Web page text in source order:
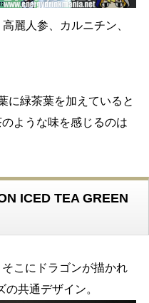
麗人参、カルニチン、
に緑茶葉を加えていると
ような味を感じるのは
ICED TEA GREEN
こにドラゴンが描かれ
共通デザイン。